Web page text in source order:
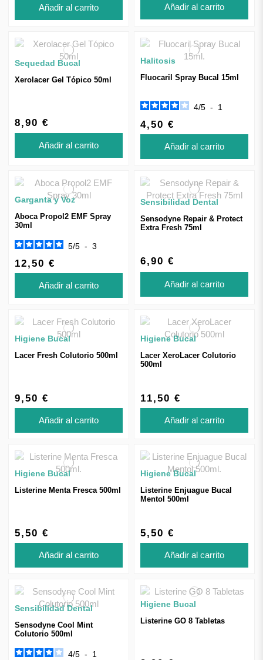
Añadir al carrito Añadir al carrito
Sequedad Bucal
Xerolacer Gel Tópico 50ml
8,90 €
Añadir al carrito
Halitosis
Fluocaril Spray Bucal 15ml
4/5 - 1
4,50 €
Añadir al carrito
Garganta y Voz
Aboca Propol2 EMF Spray
30ml
5/5 - 3
12,50 €
Añadir al carrito
Sensibilidad Dental
Sensodyne Repair & Protect
Extra Fresh 75ml
6,90 €
Añadir al carrito
Higiene Bucal
Lacer Fresh Colutorio 500ml
9,50 €
Añadir al carrito
Higiene Bucal
Lacer XeroLacer Colutorio
500ml
11,50 €
Añadir al carrito
Higiene Bucal
Listerine Menta Fresca 500ml
5,50 €
Añadir al carrito
Higiene Bucal
Listerine Enjuague Bucal
Mentol 500ml
5,50 €
Añadir al carrito
Sensibilidad Dental
Sensodyne Cool Mint
Colutorio 500ml
4/5 - 1
Higiene Bucal
Listerine GO 8 Tabletas